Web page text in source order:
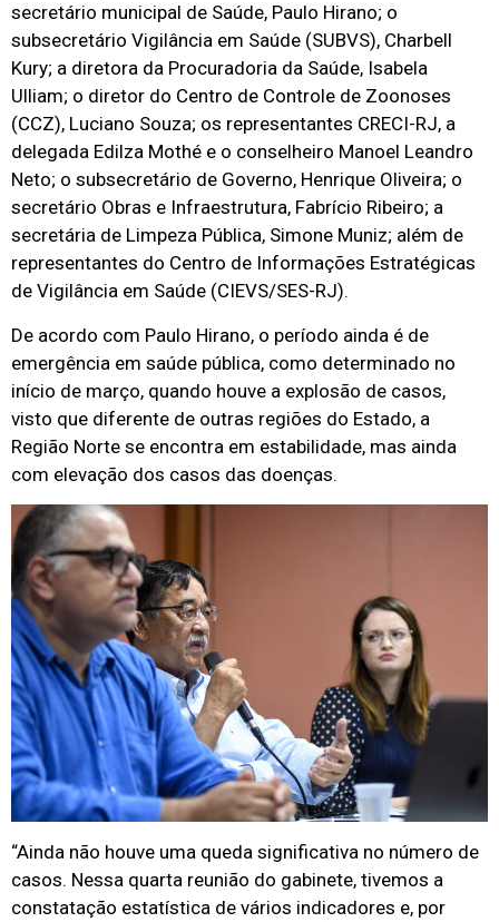
secretário municipal de Saúde, Paulo Hirano; o
subsecretário Vigilância em Saúde (SUBVS), Charbell
Kury; a diretora da Procuradoria da Saúde, Isabela
Ulliam; o diretor do Centro de Controle de Zoonoses
(CCZ), Luciano Souza; os representantes CRECI-RJ, a
delegada Edilza Mothé e o conselheiro Manoel Leandro
Neto; o subsecretário de Governo, Henrique Oliveira; o
secretário Obras e Infraestrutura, Fabrício Ribeiro; a
secretária de Limpeza Pública, Simone Muniz; além de
representantes do Centro de Informações Estratégicas
de Vigilância em Saúde (CIEVS/SES-RJ).
De acordo com Paulo Hirano, o período ainda é de
emergência em saúde pública, como determinado no
início de março, quando houve a explosão de casos,
visto que diferente de outras regiões do Estado, a
Região Norte se encontra em estabilidade, mas ainda
com elevação dos casos das doenças.
“Ainda não houve uma queda significativa no número de
casos. Nessa quarta reunião do gabinete, tivemos a
constatação estatística de vários indicadores e, por